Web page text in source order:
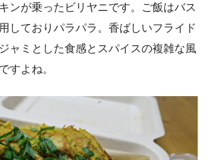
ンが乗ったビリヤニです。ご飯はバス
しておりパラパラ。香ばしいフライド
ャミとした食感とスパイスの複雑な風
すよね。